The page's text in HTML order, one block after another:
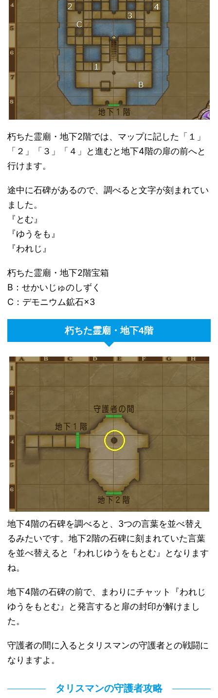
朽ちた霊廟・地下2階では、マップに記した「１」
「２」「３」「４」と進むと地下4階の扉の前へと
行けます。
途中に石碑があるので、調べると文字が刻まれてい
ました。
『とむ』
『ゆうをも』
『われじ』
朽ちた霊廟・地下2階宝箱
B：せかいじゅのしずく
C：デモニウム鉱石×3
朽ちた霊廟・地下4階
地下4階の石碑を調べると、3つの言葉を並べ替え
るみたいです。地下2階の石碑に刻まれていた言葉
を並べ替えると『われじゆうをもとむ』となります
ね。
地下4階の石碑の前で、まわりにチャット『われじ
ゆうをもとむ』と発言すると扉の封印が解けまし
た。
守護者の間に入るとタリスマンの守護者との戦闘に
なりますよ。
タリスマンの守護者攻略